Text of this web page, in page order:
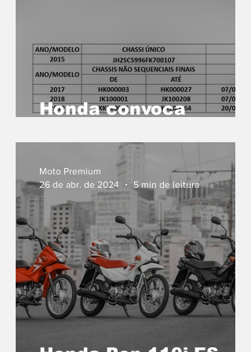
Honda convoca
modelos GL 1800
Goldwing e CBR
1000RR para inspeção
e, se necessário,
reparo da bomba de
combustível
Moto Premium
26 de abr. de 2024
5 min de leitura